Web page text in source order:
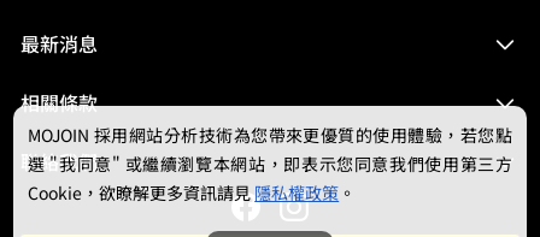
最新消息
相關條款
聯絡我們
MOJOIN 採用網站分析技術為您帶來更優質的使用體驗，若您點
選 "我同意" 或繼續瀏覽本網站，即表示您同意我們使用第三方
Cookie，欲瞭解更多資訊請見隱私權政策 。